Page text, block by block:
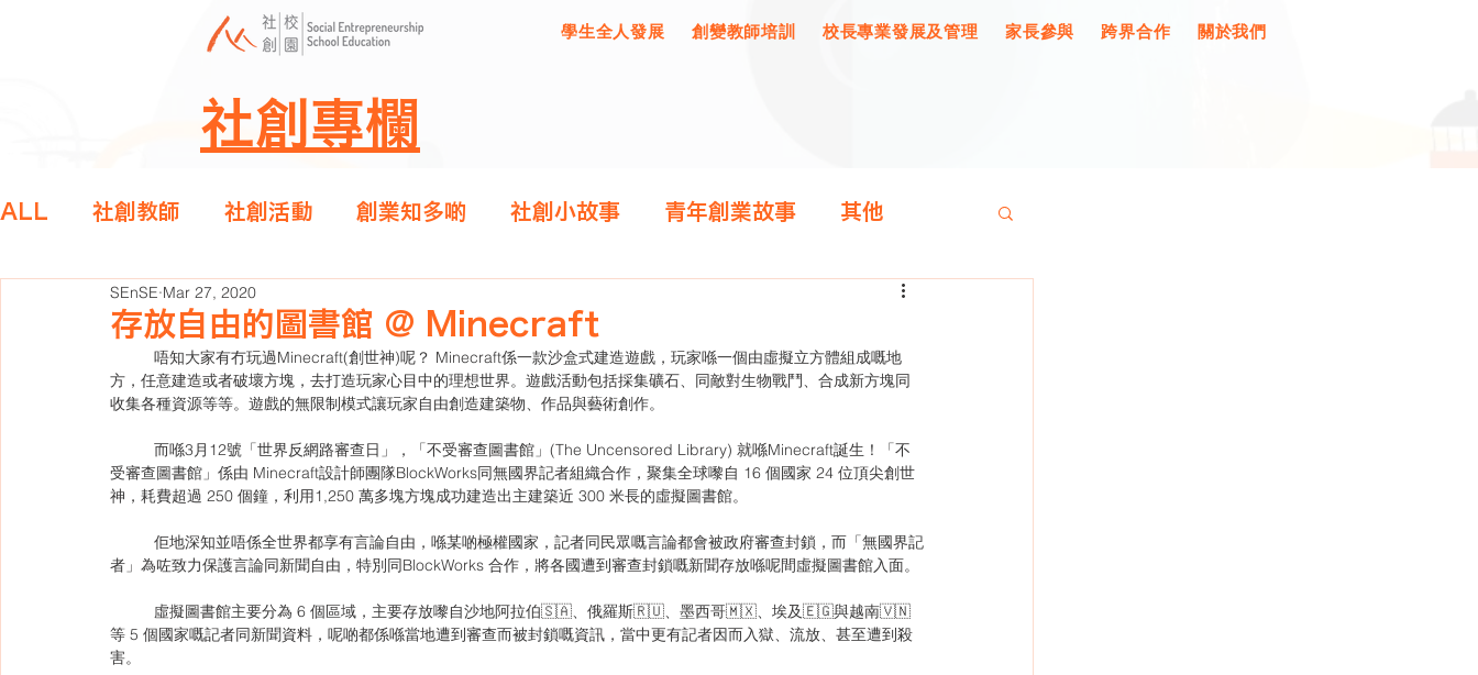
學生全人發展 創變教師培訓 校長專業發展及管理 家長參與 跨界合作 關於我們
社創專欄
ALL 社創教師 社創活動 創業知多啲 社創小故事 青年創業故事 其他
存放自由的圖書館 @ Minecraft
SEnSE Mar 27, 2020
方，任意建造或者破壞方塊，去打造玩家心目中的理想世界。遊戲活動包括採集礦石、同敵對生物戰鬥、合成新方塊同
收集各種資源等等。遊戲的無限制模式讓玩家自由創造建築物、作品與藝術創作。
受審查圖書館」係由 Minecraft設計師團隊BlockWorks同無國界記者組織合作，聚集全球嚟自 16 個國家 24 位頂尖創世
神，耗費超過 250 個鐘，利用1,250 萬多塊方塊成功建造出主建築近 300 米長的虛擬圖書館。
者」為咗致力保護言論同新聞自由，特別同BlockWorks 合作，將各國遭到審查封鎖嘅新聞存放喺呢間虛擬圖書館入面。
等 5 個國家嘅記者同新聞資料，呢啲都係喺當地遭到審查而被封鎖嘅資訊，當中更有記者因而入獄、流放、甚至遭到殺
害。